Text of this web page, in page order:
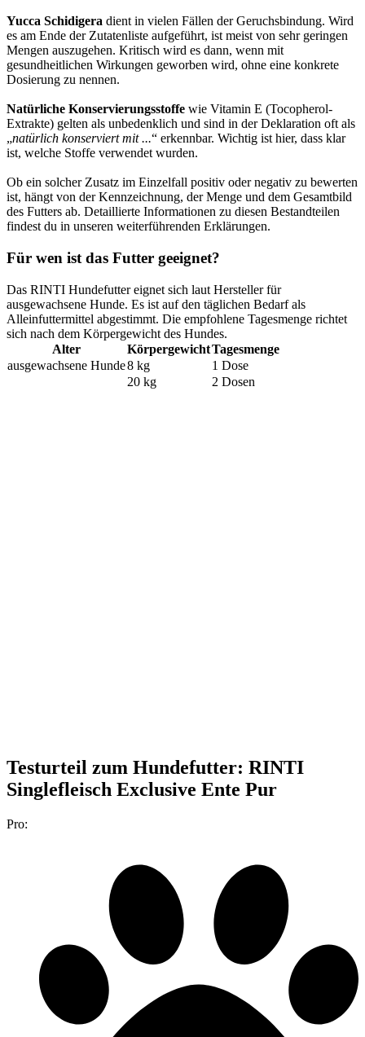
Yucca Schidigera dient in vielen Fällen der Geruchsbindung. Wird
es am Ende der Zutatenliste aufgeführt, ist meist von sehr geringen
Mengen auszugehen. Kritisch wird es dann, wenn mit
gesundheitlichen Wirkungen geworben wird, ohne eine konkrete
Dosierung zu nennen.
Natürliche Konservierungsstoffe wie Vitamin E (Tocopherol-
Extrakte) gelten als unbedenklich und sind in der Deklaration oft als
„natürlich konserviert mit ...“ erkennbar. Wichtig ist hier, dass klar
ist, welche Stoffe verwendet wurden.
Ob ein solcher Zusatz im Einzelfall positiv oder negativ zu bewerten
ist, hängt von der Kennzeichnung, der Menge und dem Gesamtbild
des Futters ab. Detaillierte Informationen zu diesen Bestandteilen
findest du in unseren weiterführenden Erklärungen.
Für wen ist das Futter geeignet?
Das RINTI Hundefutter eignet sich laut Hersteller für
ausgewachsene Hunde. Es ist auf den täglichen Bedarf als
Alleinfuttermittel abgestimmt. Die empfohlene Tagesmenge richtet
sich nach dem Körpergewicht des Hundes.
Alter
KörpergewichtTagesmenge
ausgewachsene Hunde8 kg
1 Dose
20 kg
2 Dosen
Testurteil zum Hundefutter: RINTI
Singlefleisch Exclusive Ente Pur
Pro: